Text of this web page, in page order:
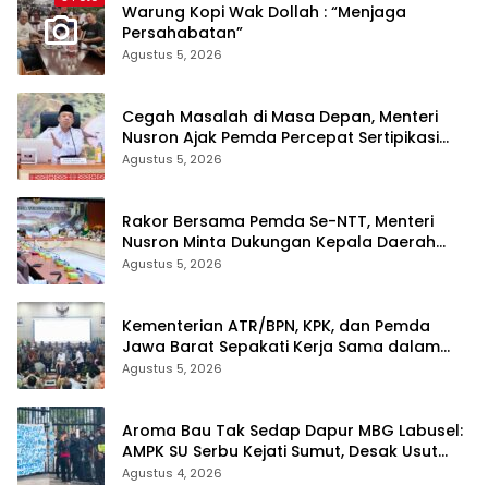
Warung Kopi Wak Dollah : “Menjaga
Persahabatan”
Agustus 5, 2026
Cegah Masalah di Masa Depan, Menteri
Nusron Ajak Pemda Percepat Sertipikasi
Tanah Rumah Ibadah di NTT
Agustus 5, 2026
Rakor Bersama Pemda Se-NTT, Menteri
Nusron Minta Dukungan Kepala Daerah
Wujudkan Transformasi Layanan
Agustus 5, 2026
Kementerian ATR/BPN, KPK, dan Pemda
Jawa Barat Sepakati Kerja Sama dalam
Upaya Pencegahan Korupsi serta
Agustus 5, 2026
Aroma Bau Tak Sedap Dapur MBG Labusel:
AMPK SU Serbu Kejati Sumut, Desak Usut
Dugaan Pungli dan Dapur Ilegal
Agustus 4, 2026